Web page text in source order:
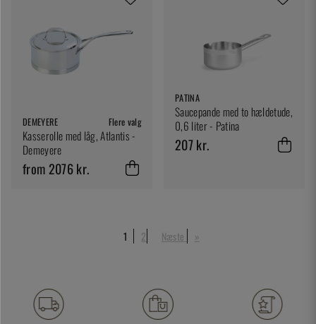
DEMEYERE Flere valg
Kasserolle med låg, Atlantis -
Demeyere
from 2076 kr.
PATINA
Saucepande med to hældetude,
0,6 liter - Patina
207 kr.
1 2 Næste »